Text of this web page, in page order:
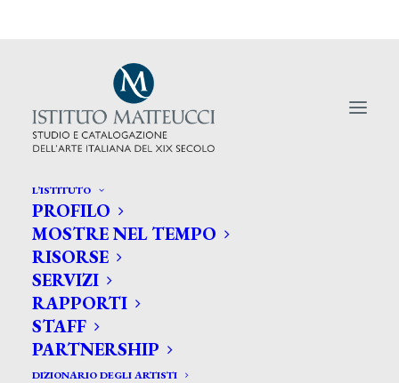
L’ISTITUTO
PROFILO
MOSTRE NEL TEMPO
RISORSE
SERVIZI
RAPPORTI
STAFF
PARTNERSHIP
DIZIONARIO DEGLI ARTISTI
Tallone, o il ritratto come
specchio dell’essere